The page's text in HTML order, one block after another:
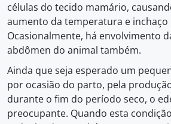
células do tecido mamário,
aumento da temperatura e inchaço
Ocasionalmente, há envolvimento
abdômen do animal também.
Ainda que seja esperado um
por ocasião do parto, pela
durante o fim do período seco, o
preocupante. Quando esta